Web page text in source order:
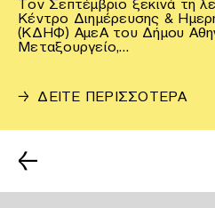
Κέντρο Διημέρευσης &
(ΚΔΗΦ) ΑμεΑ του Δήμου
Μεταξουργείο,…
→ ΔΕΙΤΕ ΠΕΡΙΣΣΟΤΕΡΑ
←